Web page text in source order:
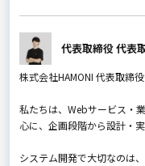
代表取締役 代
株式会社HAMONI 代表取締
私たちは、Webサービス・
心に、企画段階から設計・
システム開発で大切なのは